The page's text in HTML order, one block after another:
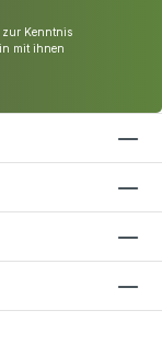
zur Kenntnis
mit ihnen